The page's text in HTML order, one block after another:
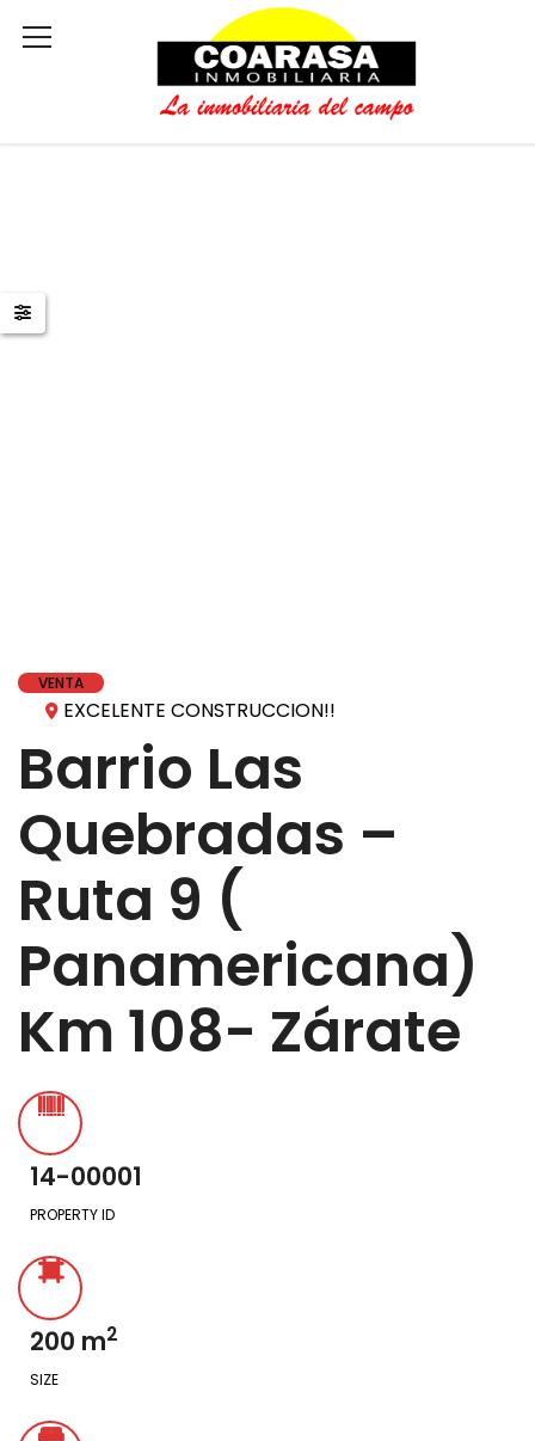
VENTA
EXCELENTE CONSTRUCCION!!
Barrio Las
Quebradas –
Ruta 9 (
Panamericana)
Km 108- Zárate
14-00001
PROPERTY ID
200 m2
SIZE